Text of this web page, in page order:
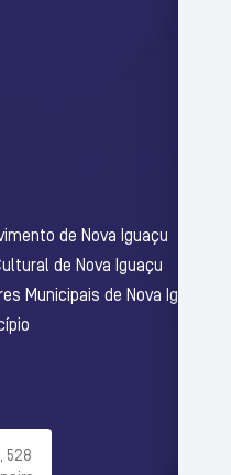
de Nova Iguaçu
de Nova Iguaçu
Municipais de Nova Iguaçu
528